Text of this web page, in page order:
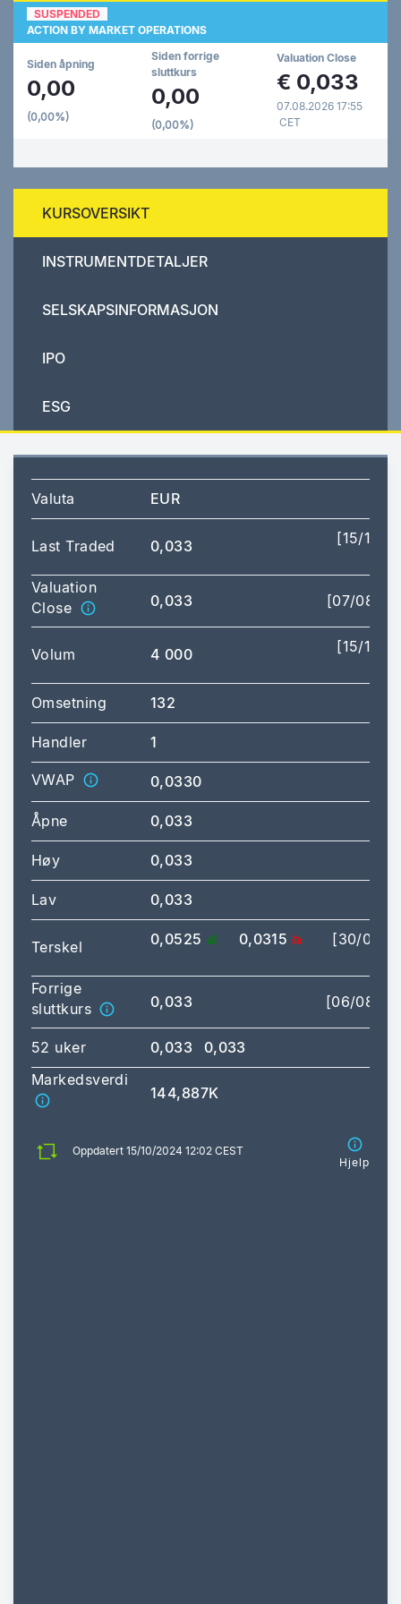
SUSPENDED
ACTION BY MARKET OPERATIONS
Siden åpning
0,00
(0,00%)
Siden forrige
sluttkurs
0,00
(0,00%)
Valuation Close
€ 0,033
07.08.2026 17:55
CET
KURSOVERSIKT
INSTRUMENTDETALJER
SELSKAPSINFORMASJON
IPO
ESG
Valuta EUR
Last Traded 0,033
[15/10/
Valuation
Close
0,033 [07/08/
Volum 4 000
[15/10/
Omsetning 132
Handler 1
VWAP 0,0330
Åpne 0,033
Høy 0,033
Lav 0,033
Terskel 0,0525 0,0315
[30/07/
Forrige
sluttkurs
0,033 [06/08/
52 uker 0,033
0,033
Markedsverdi
144,887K
Oppdatert 15/10/2024 12:02 CEST
Hjelp